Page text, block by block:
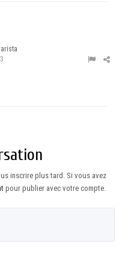
inscrire plus tard. Si vous avez
pour publier avec votre compte.